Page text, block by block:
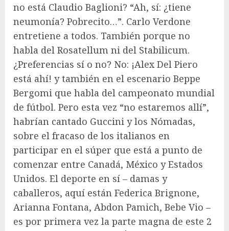
no está Claudio Baglioni? “Ah, sí: ¿tiene
neumonía? Pobrecito…”. Carlo Verdone
entretiene a todos. También porque no
habla del Rosatellum ni del Stabilicum.
¿Preferencias sí o no? No: ¡Alex Del Piero
está ahí! y también en el escenario Beppe
Bergomi que habla del campeonato mundial
de fútbol. Pero esta vez “no estaremos allí”,
habrían cantado Guccini y los Nómadas,
sobre el fracaso de los italianos en
participar en el súper que está a punto de
comenzar entre Canadá, México y Estados
Unidos. El deporte en sí – damas y
caballeros, aquí están Federica Brignone,
Arianna Fontana, Abdon Pamich, Bebe Vio –
es por primera vez la parte magna de este 2